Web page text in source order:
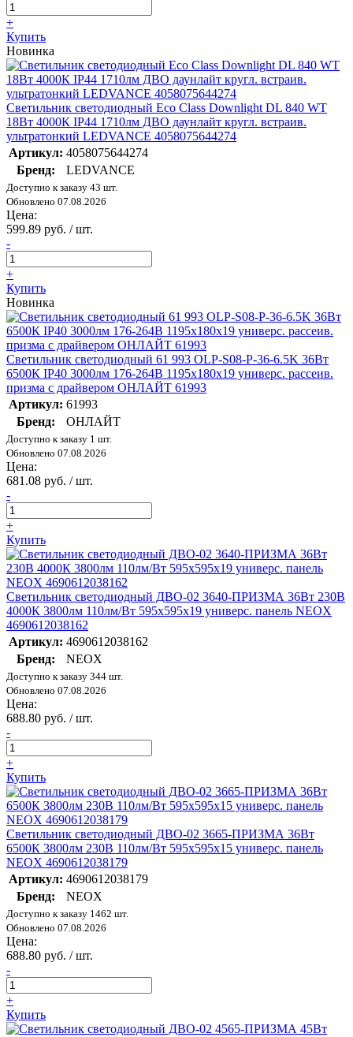
+
Купить
Новинка
Светильник светодиодный Eco Class Downlight DL 840 WT
18Вт 4000К IP44 1710лм ДВО даунлайт кругл. встраив.
ультратонкий LEDVANCE 4058075644274
Артикул: 4058075644274
Бренд:
LEDVANCE
Доступно к заказу 43 шт.
Обновлено 07.08.2026
Цена:
599.89 руб. / шт.
-
+
Купить
Новинка
Светильник светодиодный 61 993 OLP-S08-P-36-6.5K 36Вт
6500К IP40 3000лм 176-264В 1195х180х19 универс. рассеив.
призма с драйвером ОНЛАЙТ 61993
Артикул: 61993
Бренд:
ОНЛАЙТ
Доступно к заказу 1 шт.
Обновлено 07.08.2026
Цена:
681.08 руб. / шт.
-
+
Купить
Светильник светодиодный ДВО-02 3640-ПРИЗМА 36Вт 230В
4000К 3800лм 110лм/Вт 595х595х19 универс. панель NEOX
4690612038162
Артикул: 4690612038162
Бренд:
NEOX
Доступно к заказу 344 шт.
Обновлено 07.08.2026
Цена:
688.80 руб. / шт.
-
+
Купить
Светильник светодиодный ДВО-02 3665-ПРИЗМА 36Вт
6500К 3800лм 230В 110лм/Вт 595х595х15 универс. панель
NEOX 4690612038179
Артикул: 4690612038179
Бренд:
NEOX
Доступно к заказу 1462 шт.
Обновлено 07.08.2026
Цена:
688.80 руб. / шт.
-
+
Купить